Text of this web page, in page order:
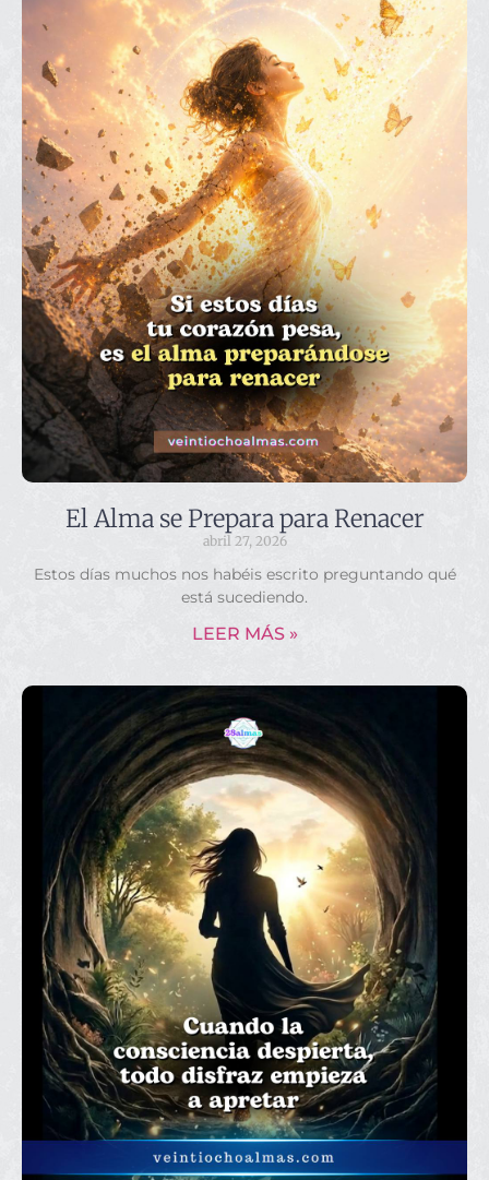
El Alma se Prepara para Renacer
abril 27, 2026
Estos días muchos nos habéis escrito preguntando qué
está sucediendo.
LEER MÁS »